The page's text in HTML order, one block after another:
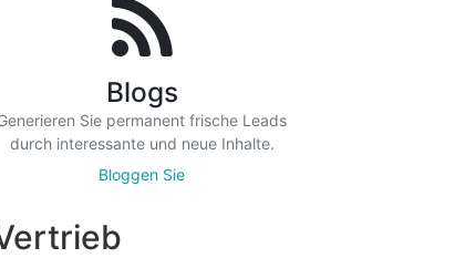
Blogs
Sie permanent frische Leads
durch interessante und neue Inhalte.
Bloggen Sie